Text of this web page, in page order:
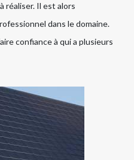
réaliser. Il est alors
dans le domaine.
confiance à qui a plusieurs